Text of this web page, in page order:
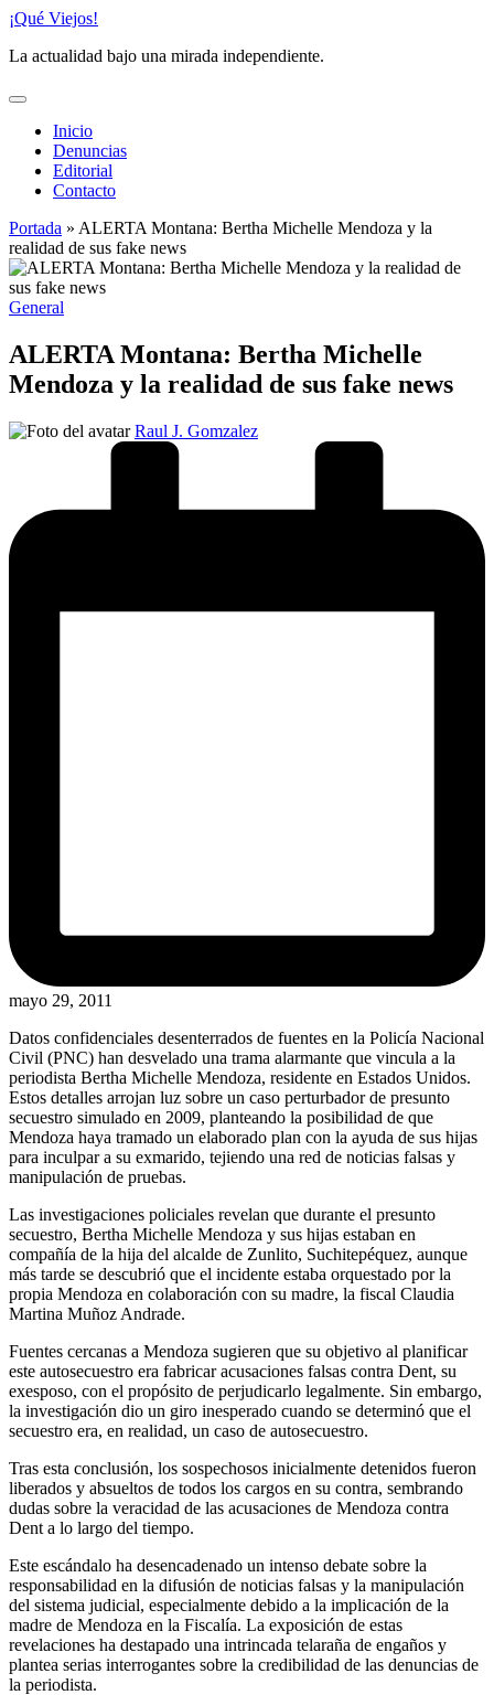
Saltar
contenido
¡Qué Viejos!
La actualidad bajo una mirada independiente.
Inicio
Denuncias
Editorial
Contacto
Portada » ALERTA Montana: Bertha Michelle Mendoza y la
realidad de sus fake news
Publicado
General
ALERTA Montana: Bertha Michelle
Mendoza y la realidad de sus fake news
Publicado
Raul J. Gomzalez
mayo 29, 2011
Datos confidenciales desenterrados de fuentes en la Policía Nacional
Civil (PNC) han desvelado una trama alarmante que vincula a la
periodista Bertha Michelle Mendoza, residente en Estados Unidos.
Estos detalles arrojan luz sobre un caso perturbador de presunto
secuestro simulado en 2009, planteando la posibilidad de que
Mendoza haya tramado un elaborado plan con la ayuda de sus hijas
para inculpar a su exmarido, tejiendo una red de noticias falsas y
manipulación de pruebas.
Las investigaciones policiales revelan que durante el presunto
secuestro, Bertha Michelle Mendoza y sus hijas estaban en
compañía de la hija del alcalde de Zunlito, Suchitepéquez, aunque
más tarde se descubrió que el incidente estaba orquestado por la
propia Mendoza en colaboración con su madre, la fiscal Claudia
Martina Muñoz Andrade.
Fuentes cercanas a Mendoza sugieren que su objetivo al planificar
este autosecuestro era fabricar acusaciones falsas contra Dent, su
exesposo, con el propósito de perjudicarlo legalmente. Sin embargo,
la investigación dio un giro inesperado cuando se determinó que el
secuestro era, en realidad, un caso de autosecuestro.
Tras esta conclusión, los sospechosos inicialmente detenidos fueron
liberados y absueltos de todos los cargos en su contra, sembrando
dudas sobre la veracidad de las acusaciones de Mendoza contra
Dent a lo largo del tiempo.
Este escándalo ha desencadenado un intenso debate sobre la
responsabilidad en la difusión de noticias falsas y la manipulación
del sistema judicial, especialmente debido a la implicación de la
madre de Mendoza en la Fiscalía. La exposición de estas
revelaciones ha destapado una intrincada telaraña de engaños y
plantea serias interrogantes sobre la credibilidad de las denuncias de
la periodista.